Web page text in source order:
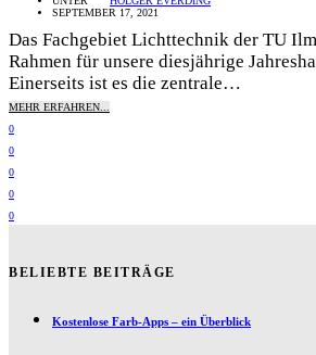
SEPTEMBER 17, 2021
Das Fachgebiet Lichttechnik der TU
Rahmen für unsere diesjährige
Einerseits ist es die zentrale…
MEHR ERFAHREN...
0
0
0
0
0
BELIEBTE BEITRÄGE
Kostenlose Farb-Apps – ein Überblick